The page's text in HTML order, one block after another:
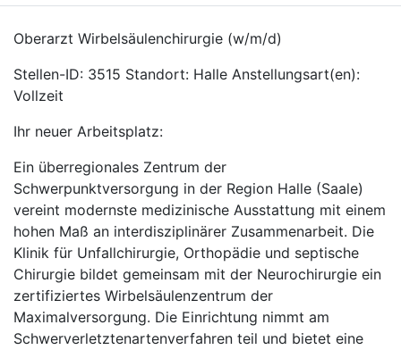
Oberarzt Wirbelsäulenchirurgie (w/m/d)
Stellen-ID: 3515 Standort: Halle Anstellungsart(en):
Vollzeit
Ihr neuer Arbeitsplatz:
Ein überregionales Zentrum der
Schwerpunktversorgung in der Region Halle (Saale)
vereint modernste medizinische Ausstattung mit einem
hohen Maß an interdisziplinärer Zusammenarbeit. Die
Klinik für Unfallchirurgie, Orthopädie und septische
Chirurgie bildet gemeinsam mit der Neurochirurgie ein
zertifiziertes Wirbelsäulenzentrum der
Maximalversorgung. Die Einrichtung nimmt am
Schwerverletztenartenverfahren teil und bietet eine